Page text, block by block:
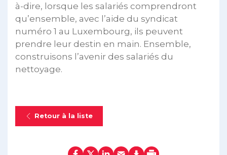
à-dire, lorsque les salariés comprendront
qu’ensemble, avec l’aide du syndicat
numéro 1 au Luxembourg, ils peuvent
prendre leur destin en main. Ensemble,
construisons l’avenir des salariés du
nettoyage.
Retour à la liste